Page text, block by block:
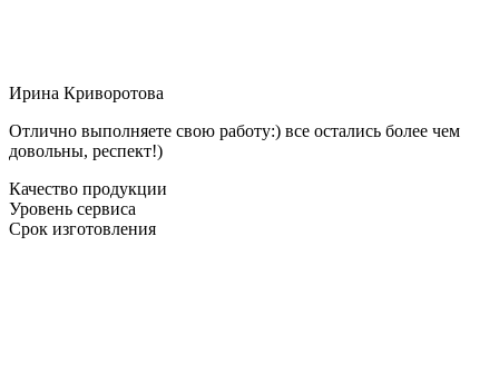
Ирина Криворотова
Отлично выполняете свою работу:) все остались более чем
довольны, респект!)
Качество продукции
Уровень сервиса
Срок изготовления